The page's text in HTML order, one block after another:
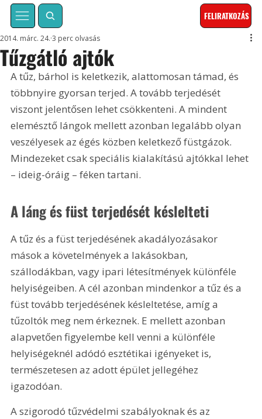
FELIRATKOZÁS
Tűzgátló ajtók
2014. márc. 24. 3 perc olvasás
A tűz, bárhol is keletkezik, alattomosan támad, és
többnyire gyorsan terjed. A tovább terjedését
viszont jelentősen lehet csökkenteni. A mindent
elemésztő lángok mellett azonban legalább olyan
veszélyesek az égés közben keletkező füstgázok.
Mindezeket csak speciális kialakítású ajtókkal lehet
– ideig-óráig – féken tartani.
A láng és füst terjedését késlelteti
A tűz és a füst terjedésének akadályozásakor
mások a követelmények a lakásokban,
szállodákban, vagy ipari létesítmények különféle
helyiségeiben. A cél azonban mindenkor a tűz és a
füst tovább terjedésének késleltetése, amíg a
tűzoltók meg nem érkeznek. E mellett azonban
alapvetően figyelembe kell venni a különféle
helyiségeknél adódó esztétikai igényeket is,
természetesen az adott épület jellegéhez
igazodóan.
A szigorodó tűzvédelmi szabályoknak és az